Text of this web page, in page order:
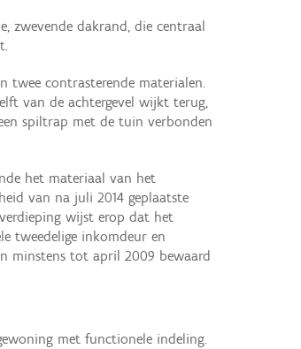
zwevende dakrand, die centraal
twee contrasterende materialen.
van de achtergevel wijkt terug,
spiltrap met de tuin verbonden
het materiaal van het
van na juli 2014 geplaatste
wijst erop dat het
tweedelige inkomdeur en
minstens tot april 2009 bewaard
met functionele indeling.